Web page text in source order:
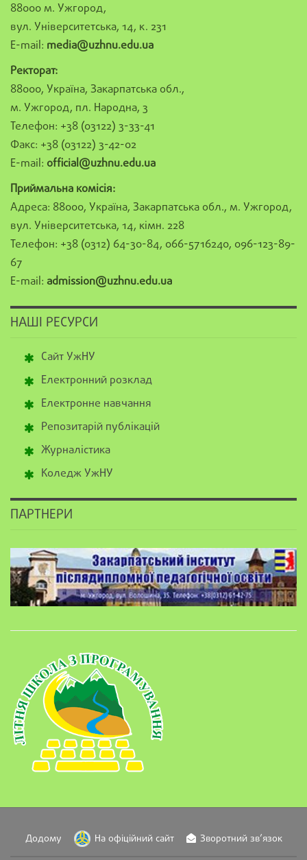
88000 м. Ужгород,
вул. Університетська, 14, к. 231
E-mail: media@uzhnu.edu.ua
Ректорат:
88000, Україна, Закарпатська обл.,
м. Ужгород, пл. Народна, 3
Телефон: +38 (03122) 3-33-41
Факс: +38 (03122) 3-42-02
E-mail: official@uzhnu.edu.ua
Приймальна комісія:
Адреса: 88000, Україна, Закарпатська обл., м. Ужгород,
вул. Університетська, 14, кімн. 228
Телефон: +38 (0312) 64-30-84, 066-5716240, 096-123-89-
67
E-mail: admission@uzhnu.edu.ua
НАШІ РЕСУРСИ
Сайт УжНУ
Електронний розклад
Електронне навчання
Репозитарій публікацій
Журналістика
Коледж УжНУ
ПАРТНЕРИ
Додому На офіційний сайт Зворотний зв’язок